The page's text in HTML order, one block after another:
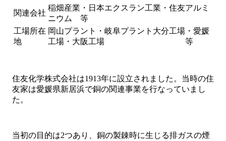
関連会社
稲畑産業・日本エクスラン工業・住友アルミ
ニウム 等
工場所在
地
岡山プラント・岐阜プラント大分工場・愛媛
工場・大阪工場 等
住友化学株式会社は1913年に設立されました。当時の住
友家は愛媛県新居浜で銅の関連事業を行なっていまし
た。
当初の目的は2つあり、銅の製錬時に生じる排ガスの煙